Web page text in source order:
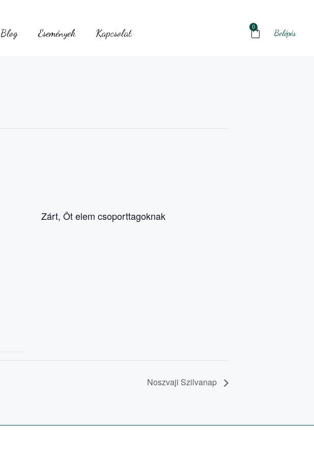
Blog Események Kapcsolat
0
Belépés
Zárt, Öt elem csoporttagoknak
Noszvaji Szilvanap